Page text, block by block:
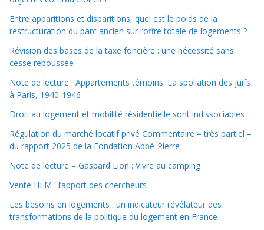
Entre apparitions et disparitions, quel est le poids de la
restructuration du parc ancien sur l’offre totale de logements ?
Révision des bases de la taxe foncière : une nécessité sans
cesse repoussée
Note de lecture : Appartements témoins. La spoliation des juifs
à Paris, 1940-1946
Droit au logement et mobilité résidentielle sont indissociables
Régulation du marché locatif privé Commentaire – très partiel –
du rapport 2025 de la Fondation Abbé-Pierre
Note de lecture – Gaspard Lion : Vivre au camping
Vente HLM : l’apport des chercheurs
Les besoins en logements : un indicateur révélateur des
transformations de la politique du logement en France